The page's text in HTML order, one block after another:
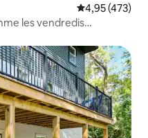
Évaluation
4,95 (473)
les vendredis
appréciés